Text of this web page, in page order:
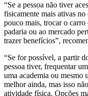
“Se a pessoa não tiver
fisicamente mais ativas
pouco mais, trocar o carro
padaria ou ao mercado
trazer benefícios”,
“Se for possível, a partir
pessoa tiver, frequentar
uma academia ou mesmo
melhor ainda, mas isso
atividade física. Opções